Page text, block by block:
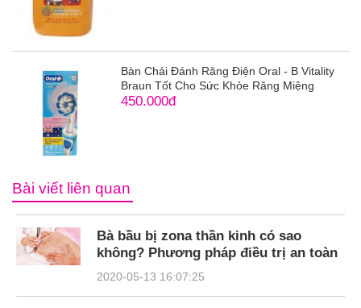
Bàn Chải Đánh Răng Điện Oral - B Vitality
Braun Tốt Cho Sức Khỏe Răng Miệng
450.000đ
Bài viết liên quan
Bà bầu bị zona thần kinh có sao
không? Phương pháp điều trị an toàn
2020-05-13 16:07:25